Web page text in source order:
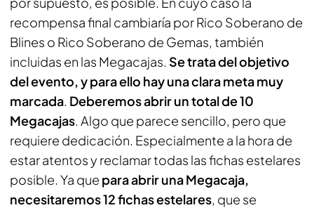
recompensa final cambiaría por Rico Soberano de
Blines o Rico Soberano de Gemas, también
incluidas en las Megacajas. Se trata del objetivo
del evento, y para ello hay una clara meta muy
marcada. Deberemos abrir un total de 10
Megacajas. Algo que parece sencillo, pero que
requiere dedicación. Especialmente a la hora de
estar atentos y reclamar todas las fichas estelares
posible. Ya que para abrir una Megacaja,
necesitaremos 12 fichas estelares, que se